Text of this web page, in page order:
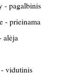
- pagalbinis
- prieinama
alėja
- vidutinis